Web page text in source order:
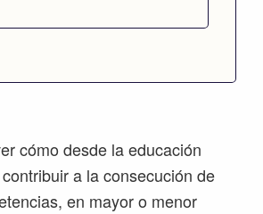
cómo desde la educación
a la consecución de
en mayor o menor